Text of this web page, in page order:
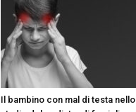
Il bambino con mal di testa nello